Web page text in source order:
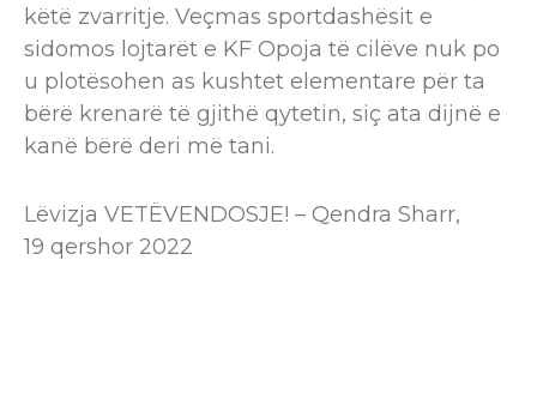
këtë zvarritje. Veçmas sportdashësit e
sidomos lojtarët e KF Opoja të cilëve nuk po
u plotësohen as kushtet elementare për ta
bërë krenarë të gjithë qytetin, siç ata dijnë e
kanë bërë deri më tani.
Lëvizja VETËVENDOSJE! – Qendra Sharr,
19 qershor 2022